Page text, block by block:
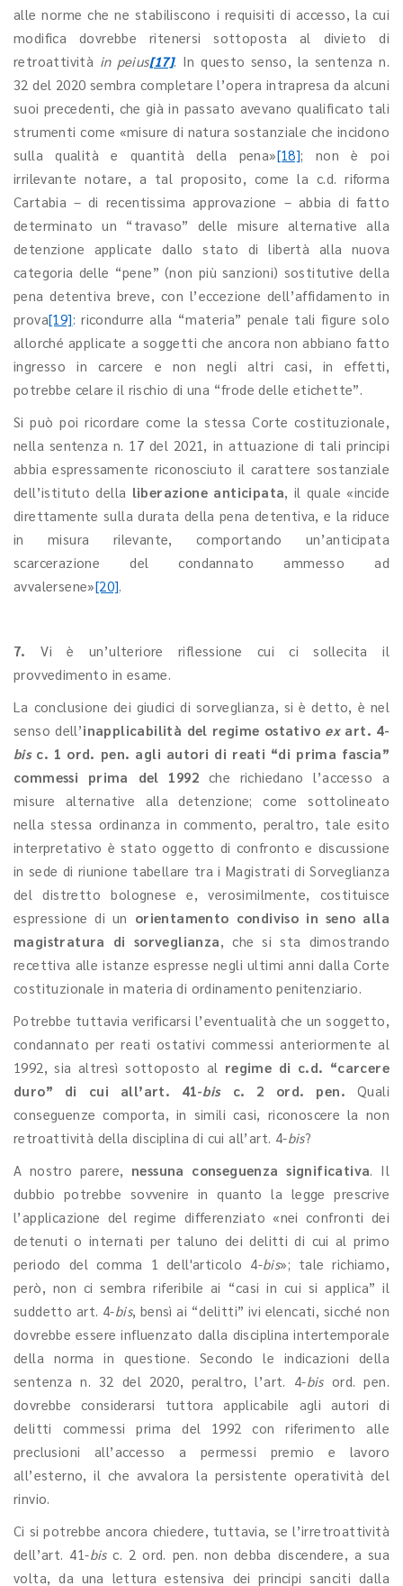
alle norme che ne stabiliscono i requisiti di accesso, la cui
modifica dovrebbe ritenersi sottoposta al divieto di
retroattività in peius[17]. In questo senso, la sentenza n.
32 del 2020 sembra completare l’opera intrapresa da alcuni
suoi precedenti, che già in passato avevano qualificato tali
strumenti come «misure di natura sostanziale che incidono
sulla qualità e quantità della pena»[18]; non è poi
irrilevante notare, a tal proposito, come la c.d. riforma
Cartabia – di recentissima approvazione – abbia di fatto
determinato un “travaso” delle misure alternative alla
detenzione applicate dallo stato di libertà alla nuova
categoria delle “pene” (non più sanzioni) sostitutive della
pena detentiva breve, con l’eccezione dell’affidamento in
prova[19]: ricondurre alla “materia” penale tali figure solo
allorché applicate a soggetti che ancora non abbiano fatto
ingresso in carcere e non negli altri casi, in effetti,
potrebbe celare il rischio di una “frode delle etichette”.
Si può poi ricordare come la stessa Corte costituzionale,
nella sentenza n. 17 del 2021, in attuazione di tali principi
abbia espressamente riconosciuto il carattere sostanziale
dell’istituto della liberazione anticipata, il quale «incide
direttamente sulla durata della pena detentiva, e la riduce
in misura rilevante, comportando un’anticipata
scarcerazione del condannato ammesso ad
avvalersene»[20].
7.Vi è un’ulteriore riflessione
cui ci sollecita il
provvedimento in esame.
La conclusione dei giudici di sorveglianza, si è detto, è nel
senso dell’inapplicabilità del regime ostativo exart. 4-
bis c. 1 ord. pen. agli autori di reati “di prima fascia”
commessi prima del 1992 che richiedano l’accesso a
misure alternative alla detenzione; come sottolineato
nella stessa ordinanza in commento, peraltro, tale esito
interpretativo è stato oggetto di confronto e discussione
in sede di riunione tabellare tra i Magistrati di Sorveglianza
del distretto bolognese e, verosimilmente, costituisce
espressione di un orientamento condiviso in seno alla
magistratura di sorveglianza, che si sta dimostrando
recettiva alle istanze espresse negli ultimi anni dalla Corte
costituzionale in materia di ordinamento penitenziario.
Potrebbe tuttavia verificarsi l’eventualità che un soggetto,
condannato per reati ostativi commessi anteriormente al
1992, sia altresì sottoposto al regime di c.d. “carcere
duro” di cui all’art. 41-bisc. 2 ord. pen. Quali
conseguenze comporta, in simili casi, riconoscere la non
retroattività della disciplina di cui all’art. 4-bis?
A nostro parere, nessuna conseguenza significativa. Il
dubbio potrebbe sovvenire in quanto la legge prescrive
l’applicazione del regime differenziato «nei confronti dei
detenuti o internati per taluno dei delitti di cui al primo
periodo del comma 1 dell'articolo 4-bis»; tale richiamo,
però, non ci sembra riferibile ai “casi in cui si applica” il
suddetto art. 4-bis, bensì ai “delitti” ivi elencati, sicché non
dovrebbe essere influenzato dalla disciplina intertemporale
della norma in questione. Secondo le indicazioni della
sentenza n. 32 del 2020, peraltro, l’art. 4-bisord. pen.
dovrebbe considerarsi tuttora applicabile agli autori di
delitti commessi prima del 1992 con riferimento alle
preclusioni all’accesso a permessi premio e lavoro
all’esterno, il che avvalora la persistente operatività del
rinvio.
Ci si potrebbe ancora chiedere, tuttavia, se l’irretroattività
dell’art. 41-bisc. 2 ord. pen. non debba discendere, a sua
volta, da una lettura estensiva dei principi sanciti dalla